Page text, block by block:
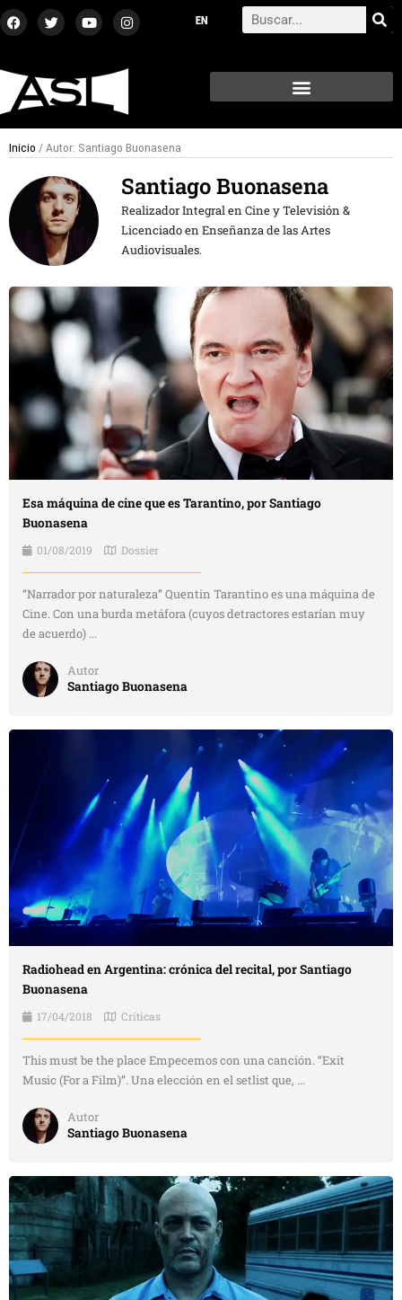
al
F
a
c
o
k
T
w
i
e
r
Y
o
u
b
I
n
s
a
Search
Inicio / Autor: Santiago Buonasena
Santiago Buonasena
Realizador Integral en Cine y Televisión &
Licenciado en Enseñanza de las Artes
Audiovisuales.
Esa máquina de cine que es Tarantino, por Santiago
Buonasena
01/08/2019 Dossier
“Narrador por naturaleza” Quentin Tarantino es una máquina de
Cine. Con una burda metáfora (cuyos detractores estarían muy
de acuerdo) ...
Autor
Santiago Buonasena
Radiohead en Argentina: crónica del recital, por Santiago
Buonasena
17/04/2018 Críticas
This must be the place Empecemos con una canción. “Exit
Music (For a Film)”. Una elección en el setlist que, ...
Autor
Santiago Buonasena